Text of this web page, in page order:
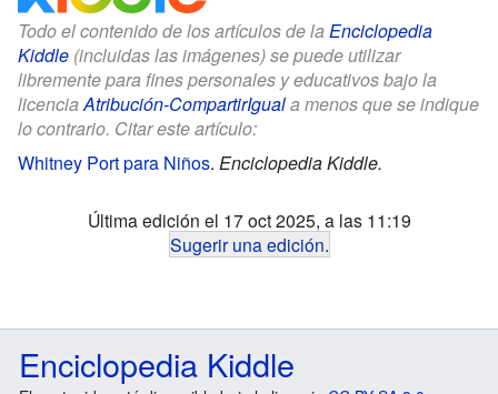
Todo el contenido de los artículos de la Enciclopedia
Kiddle (incluidas las imágenes) se puede utilizar
libremente para fines personales y educativos bajo la
licencia Atribución-CompartirIguala menos que se indique
lo contrario. Citar este artículo:
Whitney Port para Niños. Enciclopedia Kiddle.
Última edición el 17 oct 2025, a las 11:19
Sugerir una edición.
Enciclopedia Kiddle